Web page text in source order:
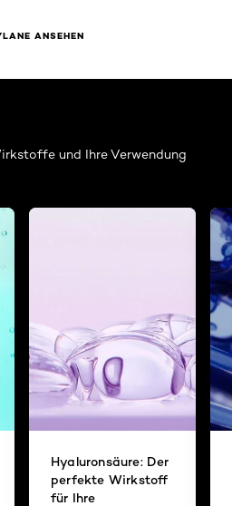
ANSEHEN
und Ihre Verwendung
Hyaluronsäure: Der
perfekte Wirkstoff
für Ihre